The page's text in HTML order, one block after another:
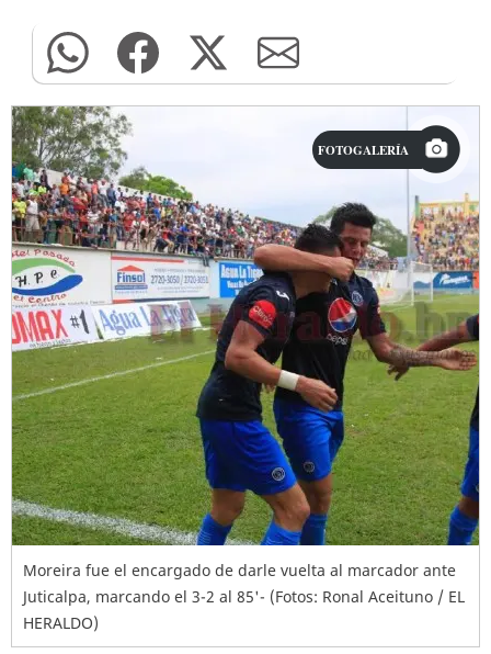
FOTOGALERÍA
Moreira fue el encargado de darle vuelta al marcador ante
Juticalpa, marcando el 3-2 al 85'- (Fotos: Ronal Aceituno / EL
HERALDO)